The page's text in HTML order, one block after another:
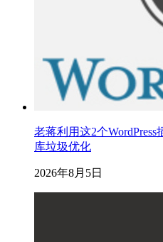
老蒋利用这2个
库垃圾优化
2026年8月5日